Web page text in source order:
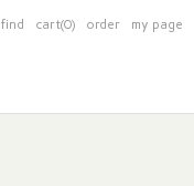
find cart(0) order my page